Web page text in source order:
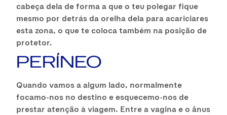
cabeça dela de forma a que o teu polegar fique
mesmo por detrás da orelha dela para acariciares
esta zona, o que te coloca também na posição de
protetor.
PERÍNEO
Quando vamos a algum lado, normalmente
focamo-nos no destino e esquecemo-nos de
prestar atenção à viagem. Entre a vagina e o ânus